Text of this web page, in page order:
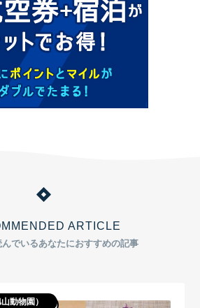
ARTICLE
でいるあなたにおすすめの記事
動物園）